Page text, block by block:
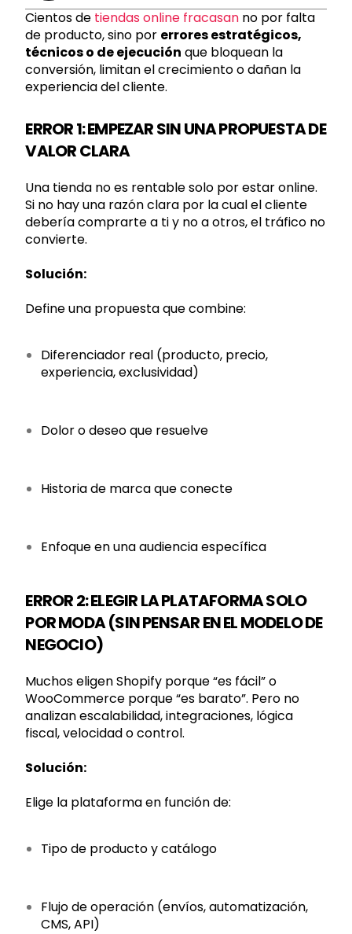
Cientos de tiendas online fracasan no por falta
de producto, sino por errores estratégicos,
técnicos o de ejecución que bloquean la
conversión, limitan el crecimiento o dañan la
experiencia del cliente.
ERROR 1: EMPEZAR SIN UNA PROPUESTA DE
VALOR CLARA
Una tienda no es rentable solo por estar online.
Si no hay una razón clara por la cual el cliente
debería comprarte a ti y no a otros, el tráfico no
convierte.
Solución:
Define una propuesta que combine:
Diferenciador real (producto, precio,
experiencia, exclusividad)
Dolor o deseo que resuelve
Historia de marca que conecte
Enfoque en una audiencia específica
ERROR 2: ELEGIR LA PLATAFORMA SOLO
POR MODA (SIN PENSAR EN EL MODELO DE
NEGOCIO)
Muchos eligen Shopify porque “es fácil” o
WooCommerce porque “es barato”. Pero no
analizan escalabilidad, integraciones, lógica
fiscal, velocidad o control.
Solución:
Elige la plataforma en función de:
Tipo de producto y catálogo
Flujo de operación (envíos, automatización,
CMS, API)